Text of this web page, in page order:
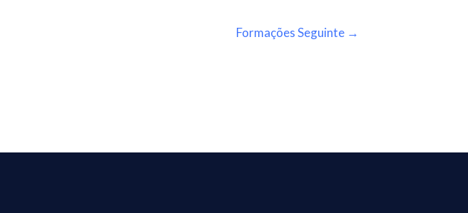
Formações Seguinte →